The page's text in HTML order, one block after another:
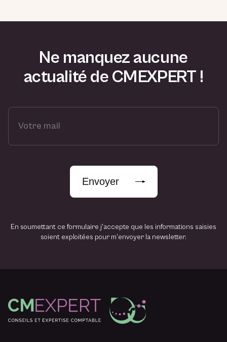
Ne manquez aucune
actualité de CMEXPERT !
Envoyer
En soumettant ce formulaire j'accepte que les informations saisies
soient exploitées pour m’envoyer la newsletter.